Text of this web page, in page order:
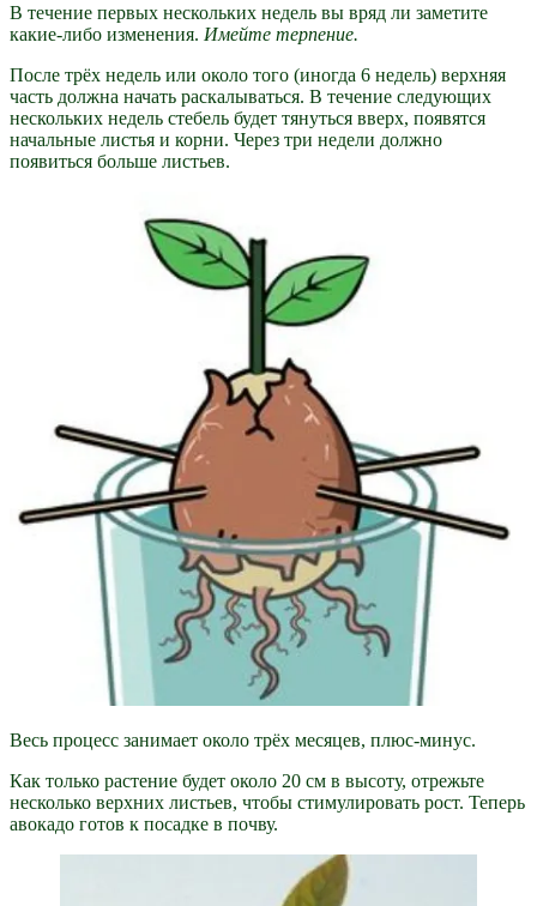
В течение первых нескольких недель вы вряд ли заметите
какие-либо изменения. Имейте терпение.
После трёх недель или около того (иногда 6 недель) верхняя
часть должна начать раскалываться. В течение следующих
нескольких недель стебель будет тянуться вверх, появятся
начальные листья и корни. Через три недели должно
появиться больше листьев.
Весь процесс занимает около трёх месяцев, плюс-минус.
Как только растение будет около 20 см в высоту, отрежьте
несколько верхних листьев, чтобы стимулировать рост. Теперь
авокадо готов к посадке в почву.